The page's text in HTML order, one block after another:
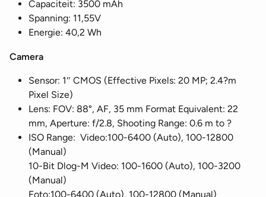
Capaciteit: 3500 mAh
Spanning: 11,55V
Energie: 40,2 Wh
Camera
Sensor: 1″ CMOS (Effective Pixels: 20 MP; 2.4?m
Pixel Size)
Lens: FOV: 88°, AF, 35 mm Format Equivalent: 22
mm, Aperture: f/2.8, Shooting Range: 0.6 m to ?
ISO Range: Video:100-6400 (Auto), 100-12800
(Manual)
10-Bit Dlog-M Video: 100-1600 (Auto), 100-3200
(Manual)
Foto:100-6400 (Auto), 100-12800 (Manual)